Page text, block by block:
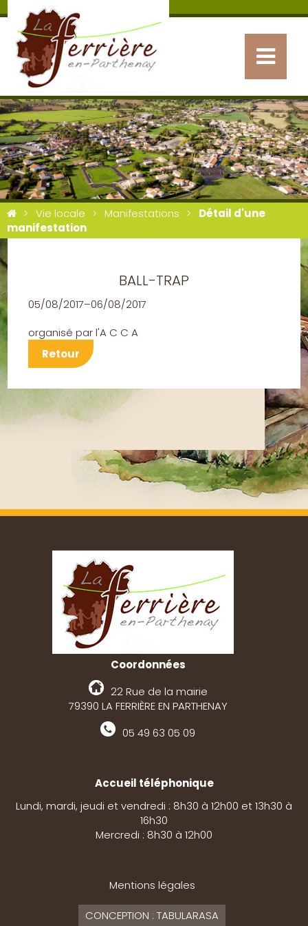
Vie locale Manifestations
Détail d'une
manifestation
BALL-TRAP
05/08/2017–06/08/2017
organisé par l'A C C A
Retour
Coordonnées
22 Rue de la mairie
79390 LA FERRIÈRE EN PARTHENAY
05 49 63 05 09
Accueil téléphonique
Lundi, mardi, jeudi et vendredi : 8h30 à 12h00 et 13h30 à
16h30
Mercredi : 8h30 à 12h00
Mentions légales
CONCEPTION : TABULARASA